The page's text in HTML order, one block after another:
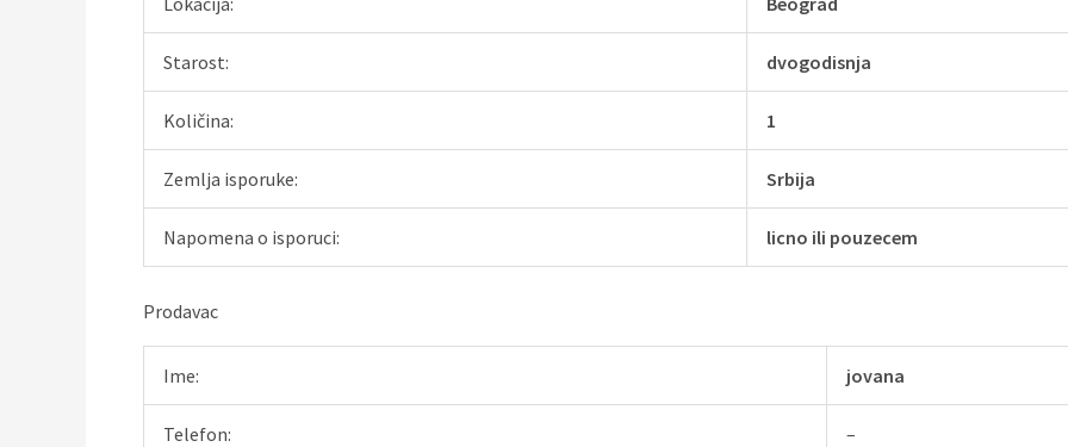
Starost: dvogodisnja
Količina: 1
Zemlja isporuke: Srbija
Napomena o isporuci: licno ili pouzecem
Prodavac
Ime: jovana
Telefon: –